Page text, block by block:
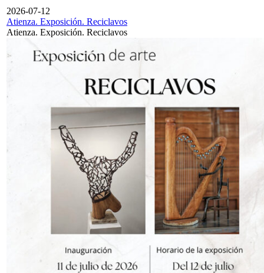
2026-07-12
Atienza. Exposición. Reciclavos
Atienza. Exposición. Reciclavos